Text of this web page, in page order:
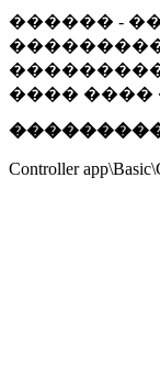
������ -
���� ����
Controller